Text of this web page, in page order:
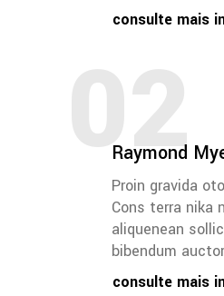
consulte mais
02
Raymond
Proin gravida
Cons terra nika
aliquenean
bibendum
consulte mais